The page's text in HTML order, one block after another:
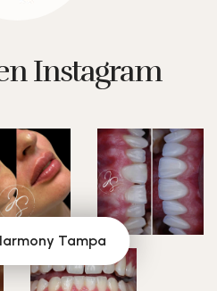
Instagram
Tampa